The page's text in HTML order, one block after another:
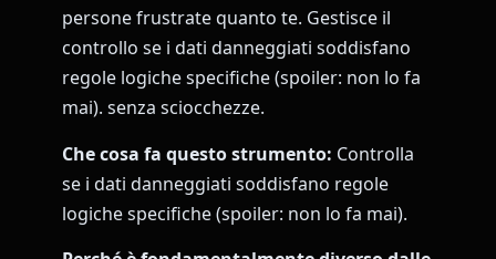
persone frustrate quanto te. Gestisce il
controllo se i dati danneggiati soddisfano
regole logiche specifiche (spoiler: non lo fa
mai). senza sciocchezze.
Che cosa fa questo strumento: Controlla
se i dati danneggiati soddisfano regole
logiche specifiche (spoiler: non lo fa mai).